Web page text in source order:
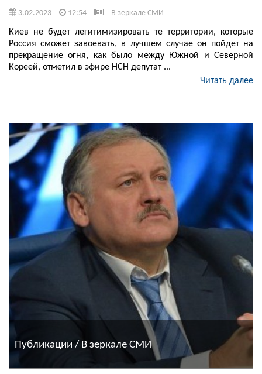
3.02.2023 12:54 В зеркале СМИ
Киев не будет легитимизировать те территории, которые
Россия сможет завоевать, в лучшем случае он пойдет на
прекращение огня, как было между Южной и Северной
Кореей, отметил в эфире НСН депутат ...
Читать далее
Публикации / В зеркале СМИ